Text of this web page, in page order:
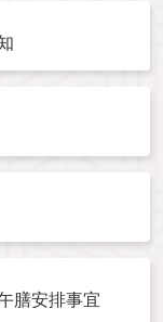
膳安排事宜